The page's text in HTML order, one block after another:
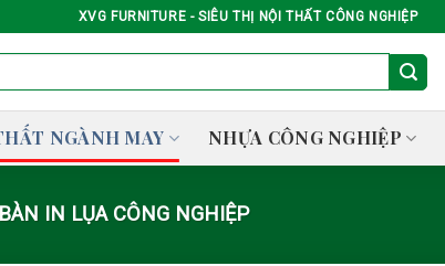
XVG FURNITURE - SIÊU THỊ NỘI THẤT CÔNG NGHIỆP
NGÀNH MAY NHỰA CÔNG NGHIỆP
BÀN IN LỤA CÔNG NGHIỆP